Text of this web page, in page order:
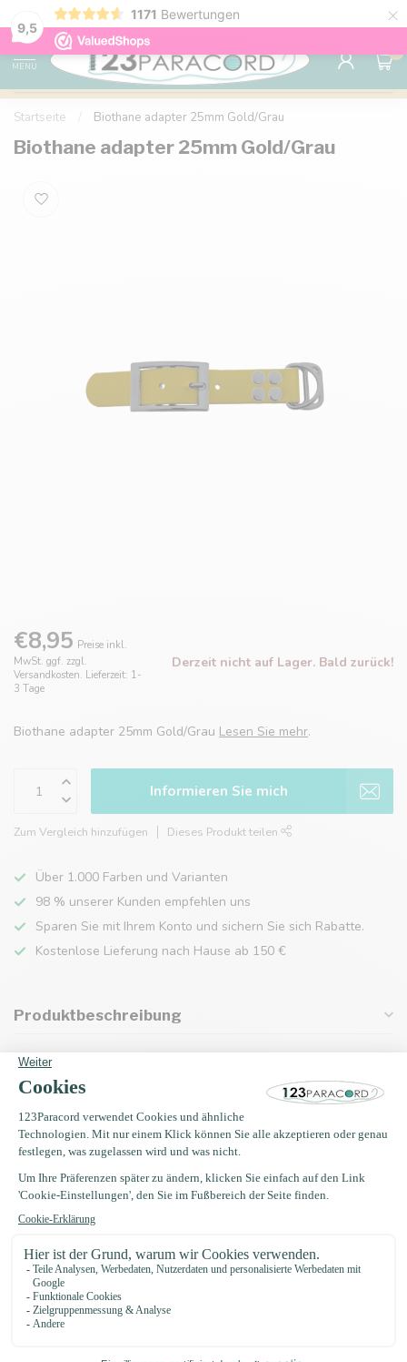
9,5
1171 Bewertungen ×
Kostenlose Lieferung nach Hause ab 150 €
MENU
0
Startseite Biothane adapter 25mm Gold/Grau
Biothane adapter 25mm Gold/Grau
€8,95 Preise inkl.
MwSt. ggf. zzgl.
Versandkosten. Lieferzeit: 1-
3 Tage
Derzeit nicht auf Lager. Bald zurück!
Biothane adapter 25mm Gold/Grau Lesen Sie mehr.
Informieren Sie mich
Zum Vergleich hinzufügen Dieses Produkt teilen
Über 1.000 Farben und Varianten
98 % unserer Kunden empfehlen uns
Sparen Sie mit Ihrem Konto und sichern Sie sich Rabatte.
Kostenlose Lieferung nach Hause ab 150 €
Produktbeschreibung
Eigenschaften
Zuletzt angesehen